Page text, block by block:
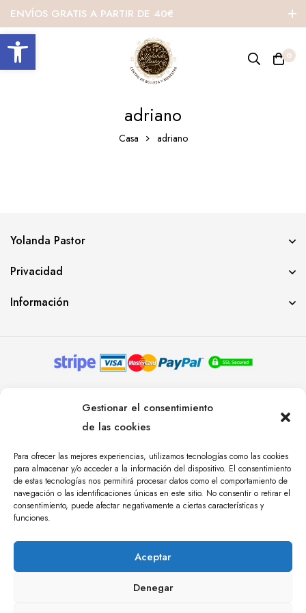
Abrir barra de herramientas
Gestionar el consentimiento
de las cookies
Para ofrecer las mejores experiencias, utilizamos tecnologías como las cookies
para almacenar y/o acceder a la información del dispositivo. El consentimiento
de estas tecnologías nos permitirá procesar datos como el comportamiento de
navegación o las identificaciones únicas en este sitio. No consentir o retirar el
consentimiento, puede afectar negativamente a ciertas características y
funciones.
Aceptar
Denegar
ENVÍOS GRATIS A PARTIR DE 40€
0
adriano
Casa adriano
Yolanda Pastor
Privacidad
Información
RESERVADOS. AGENCIA DE COMUNICACIÓN
ÁNGULO TRES.